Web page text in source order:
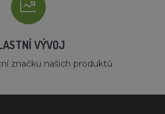
VÝVOJ
značku našich produktů